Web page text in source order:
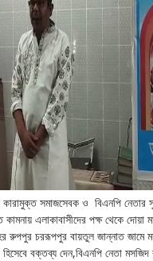
সমাজসেবক ও বিএনপি নেতার
এলাকাবাসীদের পক্ষ থেকে দোয়া
রুপপুর চররূপপুর বায়তুল জান্নাত জামে
বক্তব্য দেন,বিএনপি নেতা মসজিদ